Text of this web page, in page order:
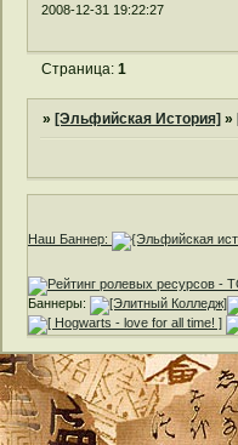
2008-12-31 19:22:27
Страница:1
» [Эльфийская История] »
Наш Баннер:
Баннеры: